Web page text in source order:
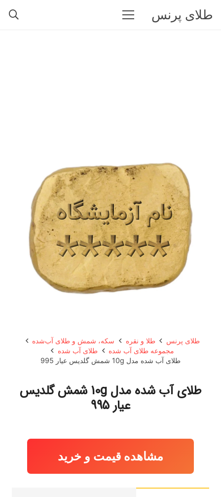
طلای پرنس
طلای پرنس طلا و نقره
سکه، شمش و طلای آب‌شده
مجموعه طلای آب شده
طلای آب شده
طلای آب شده مدل 10g شمش گلدیس عیار 995
طلای آب شده مدل 10g شمش گلدیس
عیار 995
مشاهده قیمت و خرید